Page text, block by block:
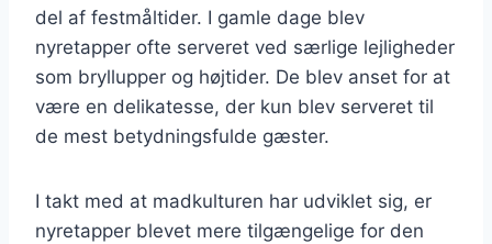
del af festmåltider. I gamle dage blev
nyretapper ofte serveret ved særlige lejligheder
som bryllupper og højtider. De blev anset for at
være en delikatesse, der kun blev serveret til
de mest betydningsfulde gæster.
I takt med at madkulturen har udviklet sig, er
nyretapper blevet mere tilgængelige for den